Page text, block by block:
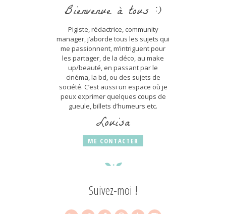
Bienvenue à tous :)
Pigiste, rédactrice, community
manager, j’aborde tous les sujets qui
me passionnent, m’intriguent pour
les partager, de la déco, au make
up/beauté, en passant par le
cinéma, la bd, ou des sujets de
société. C’est aussi un espace où je
peux exprimer quelques coups de
gueule, billets d’humeurs etc.
Louisa
ME CONTACTER
Suivez-moi !